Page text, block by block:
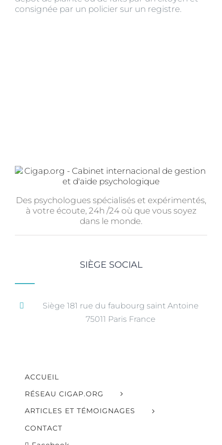
consignée par un policier sur un registre.
Des psychologues spécialisés et expérimentés,
à votre écoute, 24h /24 où que vous soyez
dans le monde.
SIÈGE SOCIAL
Siège 181 rue du faubourg saint Antoine
75011 Paris France
ACCUEIL
RÉSEAU CIGAP.ORG
ARTICLES ET TÉMOIGNAGES
CONTACT